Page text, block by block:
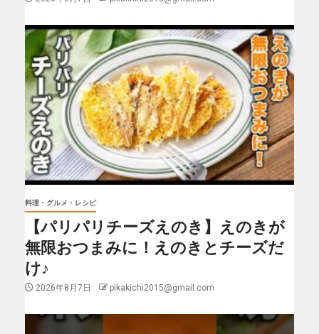
料理・グルメ・レシピ
【パリパリチーズえのき】えのきが
無限おつまみに！えのきとチーズだ
け♪
2026年8月7日 pikakichi2015@gmail.com